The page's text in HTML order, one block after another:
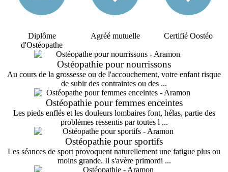
Diplôme
d'Ostéopathe
Agréé mutuelle Certifié Oostéo
Ostéopathie pour nourrissons
Au cours de la grossesse ou de l'accouchement, votre enfant risque
de subir des contraintes ou des ...
Ostéopathie pour femmes enceintes
Les pieds enflés et les douleurs lombaires font, hélas, partie des
problèmes ressentis par toutes l ...
Ostéopathie pour sportifs
Les séances de sport provoquent naturellement une fatigue plus ou
moins grande. Il s'avère primordi ...